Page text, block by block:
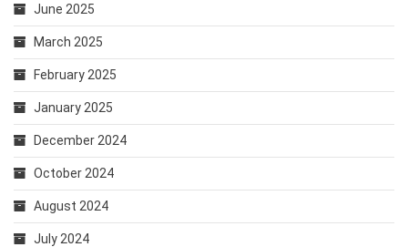
June 2025
March 2025
February 2025
January 2025
December 2024
October 2024
August 2024
July 2024